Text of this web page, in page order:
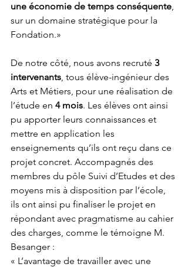
une économie de temps conséquente,
sur un domaine stratégique pour la
Fondation.»
De notre côté, nous avons recruté 3
intervenants, tous élève-ingénieur des
Arts et Métiers, pour une réalisation de
l’étude en 4 mois. Les élèves ont ainsi
pu apporter leurs connaissances et
mettre en application les
enseignements qu’ils ont reçu dans ce
projet concret. Accompagnés des
membres du pôle Suivi d’Etudes et des
moyens mis à disposition par l’école,
ils ont ainsi pu finaliser le projet en
répondant avec pragmatisme au cahier
des charges, comme le témoigne M.
Besanger :
« L’avantage de travailler avec une